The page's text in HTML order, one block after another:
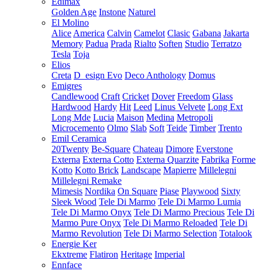
Golden Age Instone Naturel
El Molino
Alice America Calvin Camelot Clasic Gabana Jakarta
Memory Padua Prada Rialto Soften Studio Terratzo
Tesla Toja
Elios
Creta D_esign Evo Deco Anthology Domus
Emigres
Candlewood Craft Cricket Dover Freedom Glass
Hardwood Hardy Hit Leed Linus Velvete Long Ext
Long Mde Lucia Maison Medina Metropoli
Microcemento Olmo Slab Soft Teide Timber Trento
Emil Ceramica
20Twenty Be-Square Chateau Dimore Everstone
Externa Externa Cotto Externa Quarzite Fabrika Forme
Kotto Kotto Brick Landscape Mapierre Millelegni
Millelegni Remake
Mimesis Nordika On Square Piase Playwood Sixty
Sleek Wood Tele Di Marmo Tele Di Marmo Lumia
Tele Di Marmo Onyx Tele Di Marmo Precious Tele Di
Marmo Pure Onyx Tele Di Marmo Reloaded Tele Di
Marmo Revolution Tele Di Marmo Selection Totalook
Energie Ker
Ekxtreme Flatiron Heritage Imperial
Ennface